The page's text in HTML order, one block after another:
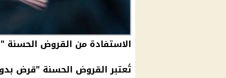
الاستفادة من القروض
تُعتبر القروض الحسنة "قرض